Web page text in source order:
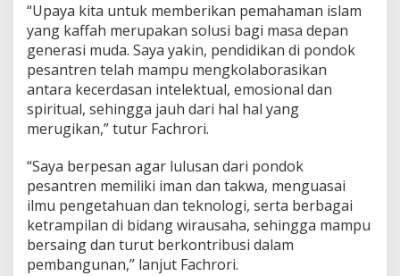
“Upaya kita untuk memberikan pemahaman islam
yang kaffah merupakan solusi bagi masa depan
generasi muda. Saya yakin, pendidikan di pondok
pesantren telah mampu mengkolaborasikan
antara kecerdasan intelektual, emosional dan
spiritual, sehingga jauh dari hal hal yang
merugikan,” tutur Fachrori.
“Saya berpesan agar lulusan dari pondok
pesantren memiliki iman dan takwa, menguasai
ilmu pengetahuan dan teknologi, serta berbagai
ketrampilan di bidang wirausaha, sehingga mampu
bersaing dan turut berkontribusi dalam
pembangunan,” lanjut Fachrori.